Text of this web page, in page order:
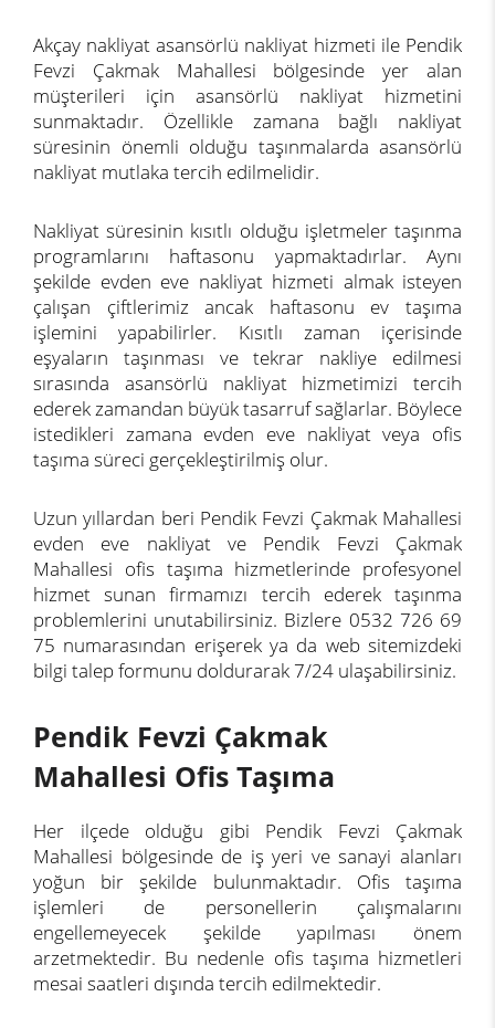
Akçay nakliyat asansörlü nakliyat hizmeti ile Pendik
Fevzi Çakmak Mahallesi bölgesinde yer alan
müşterileri için asansörlü nakliyat hizmetini
sunmaktadır. Özellikle zamana bağlı nakliyat
süresinin önemli olduğu taşınmalarda asansörlü
nakliyat mutlaka tercih edilmelidir.
Nakliyat süresinin kısıtlı olduğu işletmeler taşınma
programlarını haftasonu yapmaktadırlar. Aynı
şekilde evden eve nakliyat hizmeti almak isteyen
çalışan çiftlerimiz ancak haftasonu ev taşıma
işlemini yapabilirler. Kısıtlı zaman içerisinde
eşyaların taşınması ve tekrar nakliye edilmesi
sırasında asansörlü nakliyat hizmetimizi tercih
ederek zamandan büyük tasarruf sağlarlar. Böylece
istedikleri zamana evden eve nakliyat veya ofis
taşıma süreci gerçekleştirilmiş olur.
Uzun yıllardan beri Pendik Fevzi Çakmak Mahallesi
evden eve nakliyat ve Pendik Fevzi Çakmak
Mahallesi ofis taşıma hizmetlerinde profesyonel
hizmet sunan firmamızı tercih ederek taşınma
problemlerini unutabilirsiniz. Bizlere 0532 726 69
75 numarasından erişerek ya da web sitemizdeki
bilgi talep formunu doldurarak 7/24 ulaşabilirsiniz.
Pendik Fevzi Çakmak
Mahallesi Ofis Taşıma
Her ilçede olduğu gibi Pendik Fevzi Çakmak
Mahallesi bölgesinde de iş yeri ve sanayi alanları
yoğun bir şekilde bulunmaktadır. Ofis taşıma
işlemleri de personellerin çalışmalarını
engellemeyecek şekilde yapılması önem
arzetmektedir. Bu nedenle ofis taşıma hizmetleri
mesai saatleri dışında tercih edilmektedir.